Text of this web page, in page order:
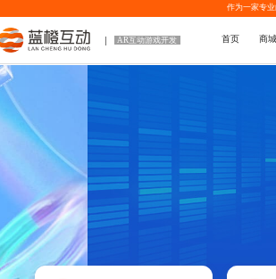
作为一家专业
AR互动游戏开发 首页 商